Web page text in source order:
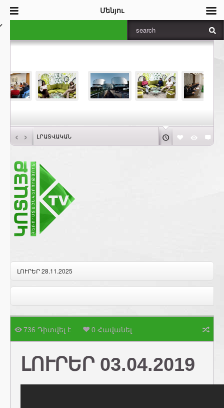
‹ › ԼՐԱՏՎԱԿԱՆ
ԼՈՒՐԵՐ 28.11.2025
736 Դիտվել է 0 Հավանել
ԼՈՒՐԵՐ 03.04.2019
Մենյու